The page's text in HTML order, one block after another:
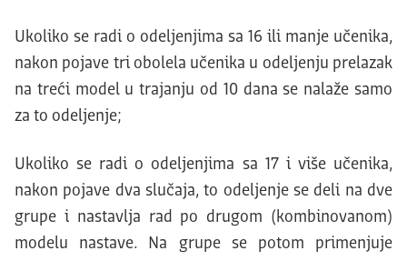
Ukoliko se radi o odeljenjima sa 16 ili manje učenika,
nakon pojave tri obolela učenika u odeljenju prelazak
na treći model u trajanju od 10 dana se nalaže samo
za to odeljenje;
Ukoliko se radi o odeljenjima sa 17 i više učenika,
nakon pojave dva slučaja, to odeljenje se deli na dve
grupe i nastavlja rad po drugom (kombinovanom)
modelu nastave. Na grupe se potom primenjuje